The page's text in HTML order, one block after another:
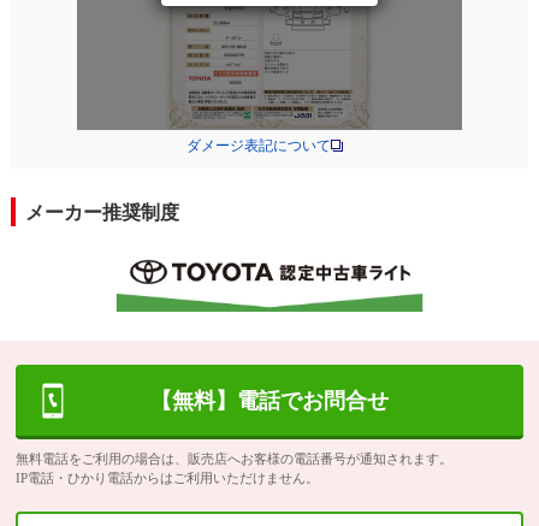
ダメージ表記について
メーカー推奨制度
【無料】電話でお問合せ
無料電話をご利用の場合は、販売店へお客様の電話番号が通知されます。
IP電話・ひかり電話からはご利用いただけません。